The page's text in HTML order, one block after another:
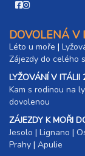
DOVOLENÁ V
Léto u moře |
Zájezdy do celého
LYŽOVÁNÍ V
Kam s rodinou na
dovolenou
ZÁJEZDY K MOŘI
Jesolo | Lignano |
Prahy | Apulie